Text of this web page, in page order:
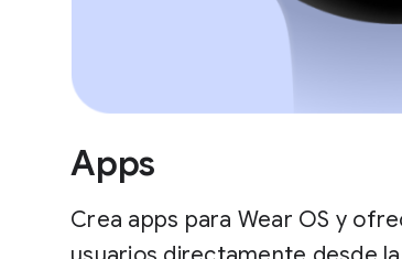
Apps
Crea apps para Wear OS y